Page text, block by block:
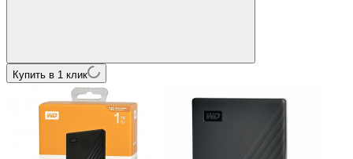
Купить в 1 клик